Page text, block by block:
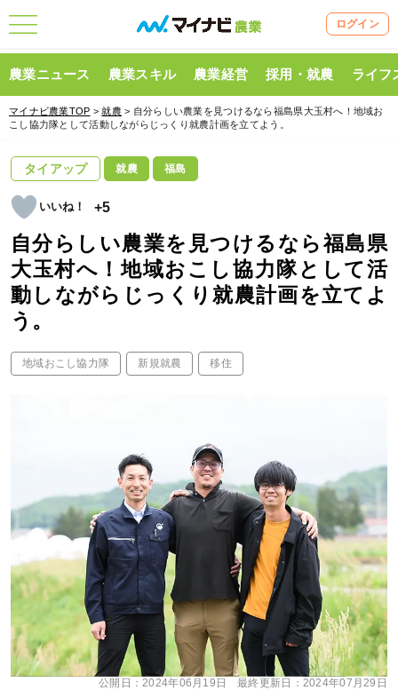
ログイン
農業ニュース 農業スキル 農業経営 採用・就農 ライフ
マイナビ農業TOP >就農 > 自分らしい農業を見つけるなら福島県大玉村へ！地域お
こし協力隊として活動しながらじっくり就農計画を立てよう。
タイアップ 就農 福島
+5
自分らしい農業を見つけるなら福島県
大玉村へ！地域おこし協力隊として活
動しながらじっくり就農計画を立てよ
う。
地域おこし協力隊 新規就農 移住
公開日：2024年06月19日 最終更新日： 2024年07月29日